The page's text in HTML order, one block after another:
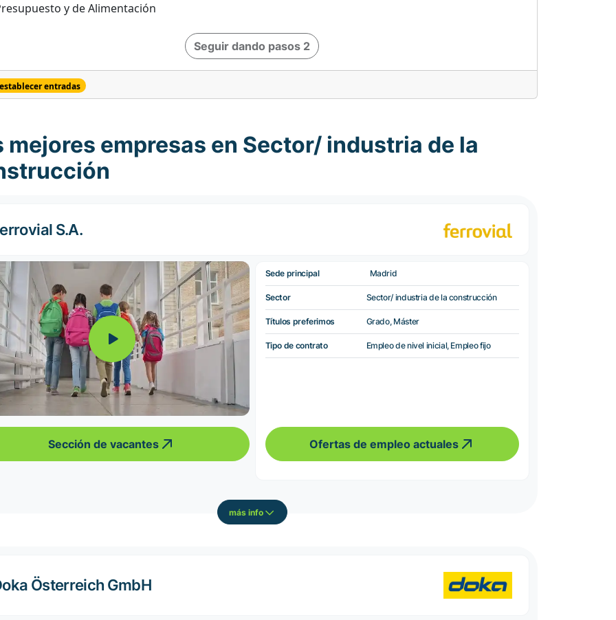
y de Alimentación
Seguir dando pasos 2
entradas
mejores empresas en Sector/ industria de la
S.A.
Sección de vacantes
Sede principal Madrid
Sector Sector/ industria de la construcción
Títulos preferimos Grado, Máster
Tipo de contrato Empleo de nivel inicial, Empleo fijo
Ofertas de empleo actuales
más info
Österreich GmbH